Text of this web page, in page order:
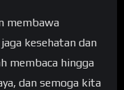
membawa
kesehatan dan
membaca hingga
dan semoga kita